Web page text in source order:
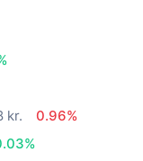
kr.
0.96%